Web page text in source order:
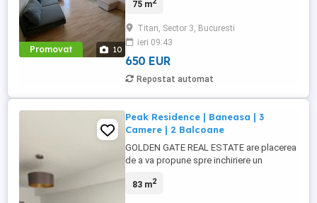
Promovat 10
PARCARE, luminos, spatii de depozitare,
reabilitat. 1 luna chirie + 1 luna garantie
75 m
Titan, Sector 3, Bucuresti
ieri 09:43
650 EUR
Repostat automat
Peak Residence | Baneasa | 3
Camere | 2 Balcoane
GOLDEN GATE REAL ESTATE are placerea
de a va propune spre inchiriere un
Baneasa. Solicitati predentare video.
83 m2